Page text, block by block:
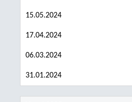
15.05.2024
17.04.2024
06.03.2024
31.01.2024